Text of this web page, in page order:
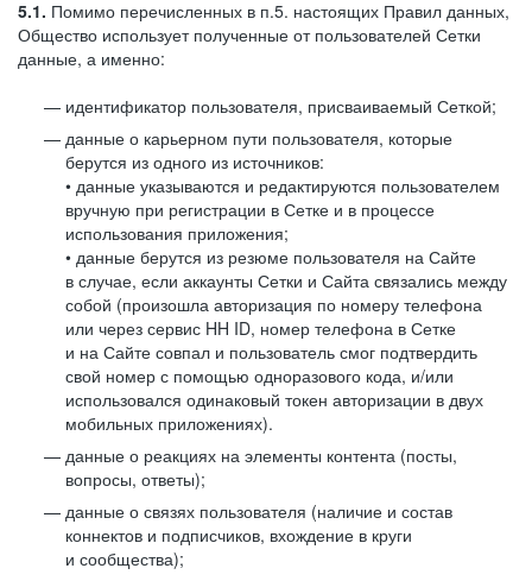
5.1. Помимо перечисленных в п.5. настоящих Правил данных,
Общество использует полученные от пользователей Сетки
данные, а именно:
идентификатор пользователя, присваиваемый Сеткой;
данные о карьерном пути пользователя, которые
берутся из одного из источников:
• данные указываются и редактируются пользователем
вручную при регистрации в Сетке и в процессе
использования приложения;
• данные берутся из резюме пользователя на Сайте
в случае, если аккаунты Сетки и Сайта связались между
собой (произошла авторизация по номеру телефона
или через сервис HH ID, номер телефона в Сетке
и на Сайте совпал и пользователь смог подтвердить
свой номер с помощью одноразового кода, и/или
использовался одинаковый токен авторизации в двух
мобильных приложениях).
данные о реакциях на элементы контента (посты,
вопросы, ответы);
данные о связях пользователя (наличие и состав
коннектов и подписчиков, вхождение в круги
и сообщества);